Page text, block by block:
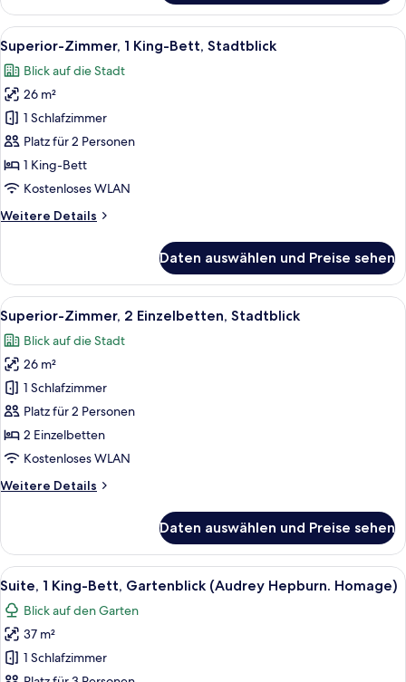
Zimmer,
2 Einzelbetten,
Gartenblick
Alle
Fotos
für
Superior-
Zimmer,
1 King-
Bett,
Stadtblick
Ein Hotelzimmer mit einem Bett,
18
Superior-Zimmer, 1 King-Bett, Stadtblick
Blick auf die Stadt
26 m²
1 Schlafzimmer
Platz für 2 Personen
1 King-Bett
Kostenloses WLAN
Weitere Details
Weitere
Zimmer,
1 King-
Bett,
Stadtblick
Daten auswählen und Preise sehen
Alle
Fotos
für
Superior-
Zimmer,
2 Einzelbetten,
Stadtblick
anzeigen
Ein Hotelzimmer mit Bett, einer
15
Superior-Zimmer, 2 Einzelbetten, Stadtblick
Blick auf die Stadt
26 m²
1 Schlafzimmer
Platz für 2 Personen
2 Einzelbetten
Kostenloses WLAN
Weitere Details
Weitere
Zimmer,
2 Einzelbetten,
Stadtblick
Daten auswählen und Preise sehen
Alle
Fotos
für
Suite,
1 King-
Ein gerahmtes Foto an der Wand,
17
Suite, 1 King-Bett, Gartenblick (Audrey Hepburn. Homage)
Blick auf den Garten
37 m²
1 Schlafzimmer